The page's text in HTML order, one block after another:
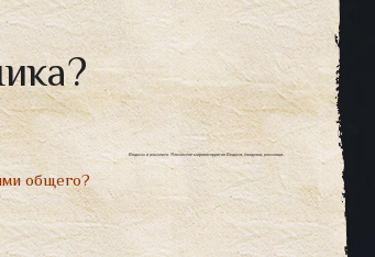
Ведьмы и язычники. Языческое мировосприятие.Ведьма, колдунья, язычница..
общего?